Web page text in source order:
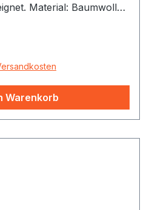
beim Abstellen und
stets an Ort
Warenkorb